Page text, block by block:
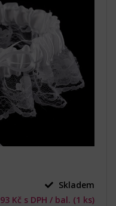
Skladem
93 Kč s DPH / bal. (1 ks)